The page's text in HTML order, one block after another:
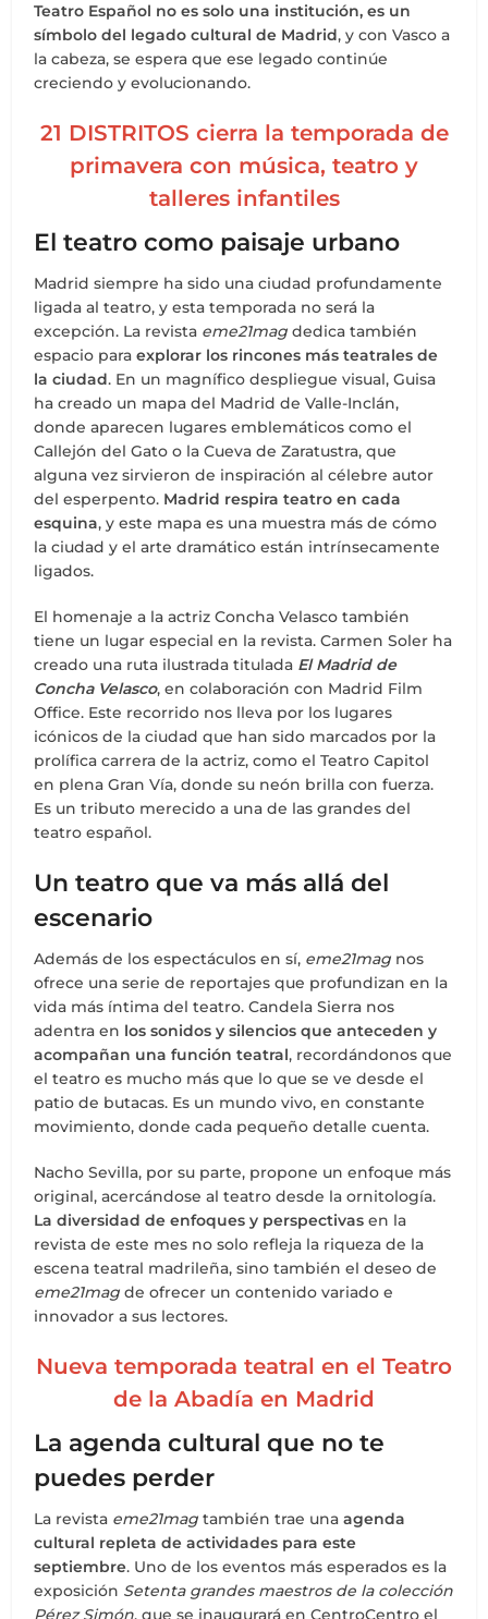
Teatro Español no es solo una institución, es un
símbolo del legado cultural de Madrid, y con Vasco a
la cabeza, se espera que ese legado continúe
creciendo y evolucionando.
21 DISTRITOS cierra la temporada de
primavera con música, teatro y
talleres infantiles
El teatro como paisaje urbano
Madrid siempre ha sido una ciudad profundamente
ligada al teatro, y esta temporada no será la
excepción. La revista eme21mag dedica también
espacio paraexplorar los rincones más teatrales de
la ciudad. En un magnífico despliegue visual, Guisa
ha creado un mapa del Madrid de Valle-Inclán,
donde aparecen lugares emblemáticos como el
Callejón del Gato o la Cueva de Zaratustra, que
alguna vez sirvieron de inspiración al célebre autor
del esperpento. Madrid respira teatro en cada
esquina, y este mapa es una muestra más de cómo
la ciudad y el arte dramático están intrínsecamente
ligados.
El homenaje a la actriz Concha Velasco también
tiene un lugar especial en la revista. Carmen Soler ha
creado una ruta ilustrada titulada El Madrid de
Concha Velasco, en colaboración con Madrid Film
Office. Este recorrido nos lleva por los lugares
icónicos de la ciudad que han sido marcados por la
prolífica carrera de la actriz, como el Teatro Capitol
en plena Gran Vía, donde su neón brilla con fuerza.
Es un tributo merecido a una de las grandes del
teatro español.
Un teatro que va más allá del
escenario
Además de los espectáculos en sí, eme21mag nos
ofrece una serie de reportajes que profundizan en la
vida más íntima del teatro. Candela Sierra nos
adentra en los sonidos y silencios que anteceden y
acompañan una función teatral, recordándonos que
el teatro es mucho más que lo que se ve desde el
patio de butacas. Es un mundo vivo, en constante
movimiento, donde cada pequeño detalle cuenta.
Nacho Sevilla, por su parte, propone un enfoque más
original, acercándose al teatro desde la ornitología.
La diversidad de enfoques y perspectivas en la
revista de este mes no solo refleja la riqueza de la
escena teatral madrileña, sino también el deseo de
eme21mag de ofrecer un contenido variado e
innovador a sus lectores.
Nueva temporada teatral en el Teatro
de la Abadía en Madrid
La agenda cultural que no te
puedes perder
La revista eme21mag también trae unaagenda
cultural repleta de actividades para este
septiembre. Uno de los eventos más esperados es la
exposición Setenta grandes maestros de la colección
Pérez Simón, que se inaugurará en CentroCentro el